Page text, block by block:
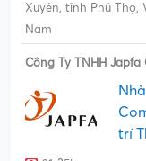
Xuyên, tỉnh Phú Thọ,
Nam
Công Ty TNHH
trí